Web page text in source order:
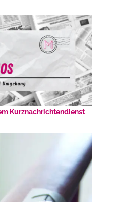
Kurznachrichtendienst